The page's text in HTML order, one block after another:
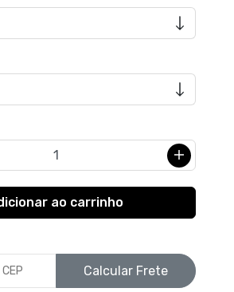
Calcular Frete